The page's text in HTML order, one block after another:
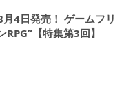
4日発売！ ゲームフリ
【特集第3回】